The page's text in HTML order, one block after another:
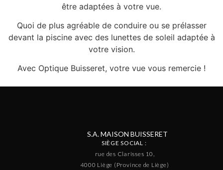
être adaptées à votre vue.
Quoi de plus agréable de conduire ou se prélasser
devant la piscine avec des lunettes de soleil adaptée à
votre vision.
Avec Optique Buisseret, votre vue vous remercie !
S.A. MAISON BUISSERET
SIÈGE SOCIAL :
rue des Clarisses 10,
4000 Liège (Province de Liège)